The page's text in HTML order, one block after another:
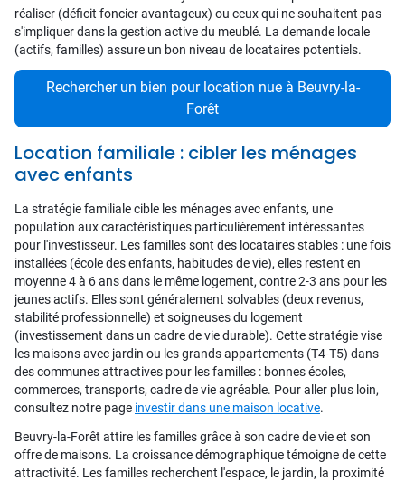
réaliser (déficit foncier avantageux) ou ceux qui ne souhaitent pas
s'impliquer dans la gestion active du meublé. La demande locale
(actifs, familles) assure un bon niveau de locataires potentiels.
Rechercher un bien pour location nue à Beuvry-la-
Forêt
Location familiale : cibler les ménages
avec enfants
La stratégie familiale cible les ménages avec enfants, une
population aux caractéristiques particulièrement intéressantes
pour l'investisseur. Les familles sont des locataires stables : une fois
installées (école des enfants, habitudes de vie), elles restent en
moyenne 4 à 6 ans dans le même logement, contre 2-3 ans pour les
jeunes actifs. Elles sont généralement solvables (deux revenus,
stabilité professionnelle) et soigneuses du logement
(investissement dans un cadre de vie durable). Cette stratégie vise
les maisons avec jardin ou les grands appartements (T4-T5) dans
des communes attractives pour les familles : bonnes écoles,
commerces, transports, cadre de vie agréable. Pour aller plus loin,
consultez notre page investir dans une maison locative.
Beuvry-la-Forêt attire les familles grâce à son cadre de vie et son
offre de maisons. La croissance démographique témoigne de cette
attractivité. Les familles recherchent l'espace, le jardin, la proximité